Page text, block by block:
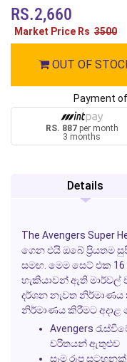
RS.2,660
Market Price Rs 3500
OUT OF
Payment
RS. 887per month
3 months
Details
The Avengers Super
ගෙන එයි ඔබේ ප්‍රියතම
සමඟ. මෙම සෙට් එක
හැකියාවන් ඇති මාර්වල්
දර්ශන නැවත
නිර්මාණය කිරීමට අදාළ
Avengers
චරිතයන් ඇතුළුව
සෑම රූප